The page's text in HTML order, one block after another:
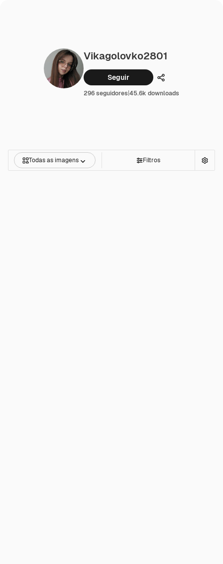
Vikagolovko2801
Seguir Compartilhar
296 seguidores|45.6k downloads
Todas as imagens Filtros